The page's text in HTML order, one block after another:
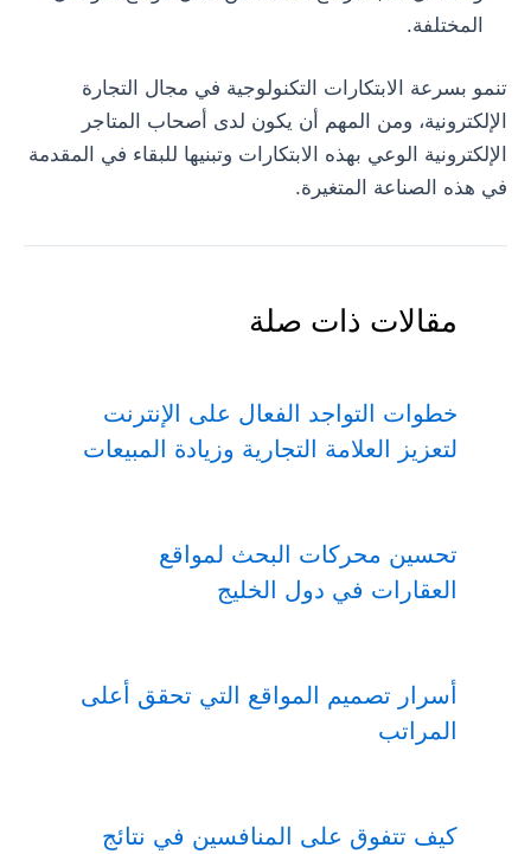
المختلفة.
تنمو بسرعة الابتكارات التكنولوجية في مجال التجارة
الإلكترونية، ومن المهم أن يكون لدى أصحاب المتاجر
الإلكترونية الوعي بهذه الابتكارات وتبنيها للبقاء في المقدمة
في هذه الصناعة المتغيرة.
مقالات ذات صلة
خطوات التواجد الفعال على الإنترنت
لتعزيز العلامة التجارية وزيادة المبيعات
تحسين محركات البحث لمواقع
العقارات في دول الخليج
أسرار تصميم المواقع التي تحقق أعلى
المراتب
كيف تتفوق على المنافسين في نتائج